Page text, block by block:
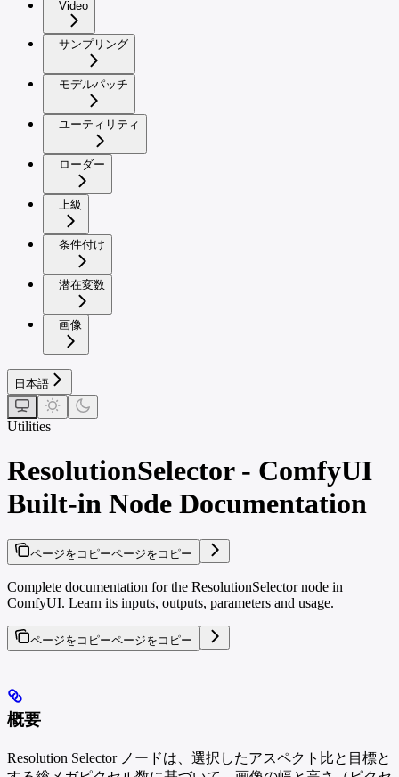
Video
サンプリング
モデルパッチ
ユーティリティ
ローダー
上級
条件付け
潜在変数
画像
日本語
Utilities
ResolutionSelector - ComfyUI
Built-in Node Documentation
ページをコピーページをコピー
Complete documentation for the ResolutionSelector node in
ComfyUI. Learn its inputs, outputs, parameters and usage.
ページをコピーページをコピー
概要
Resolution Selector ノードは、選択したアスペクト比と目標と